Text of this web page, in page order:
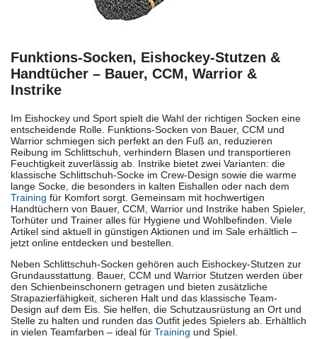
Funktions-Socken, Eishockey-Stutzen &
Handtücher – Bauer, CCM, Warrior &
Instrike
Im Eishockey und Sport spielt die Wahl der richtigen Socken eine
entscheidende Rolle. Funktions-Socken von Bauer, CCM und
Warrior schmiegen sich perfekt an den Fuß an, reduzieren
Reibung im Schlittschuh, verhindern Blasen und transportieren
Feuchtigkeit zuverlässig ab. Instrike bietet zwei Varianten: die
klassische Schlittschuh-Socke im Crew-Design sowie die warme
lange Socke, die besonders in kalten Eishallen oder nach dem
Training für Komfort sorgt. Gemeinsam mit hochwertigen
Handtüchern von Bauer, CCM, Warrior und Instrike haben Spieler,
Torhüter und Trainer alles für Hygiene und Wohlbefinden. Viele
Artikel sind aktuell in günstigen Aktionen und im Sale erhältlich –
jetzt online entdecken und bestellen.
Neben Schlittschuh-Socken gehören auch Eishockey-Stutzen zur
Grundausstattung. Bauer, CCM und Warrior Stutzen werden über
den Schienbeinschonern getragen und bieten zusätzliche
Strapazierfähigkeit, sicheren Halt und das klassische Team-
Design auf dem Eis. Sie helfen, die Schutzausrüstung an Ort und
Stelle zu halten und runden das Outfit jedes Spielers ab. Erhältlich
in vielen Teamfarben – ideal für Training und Spiel.